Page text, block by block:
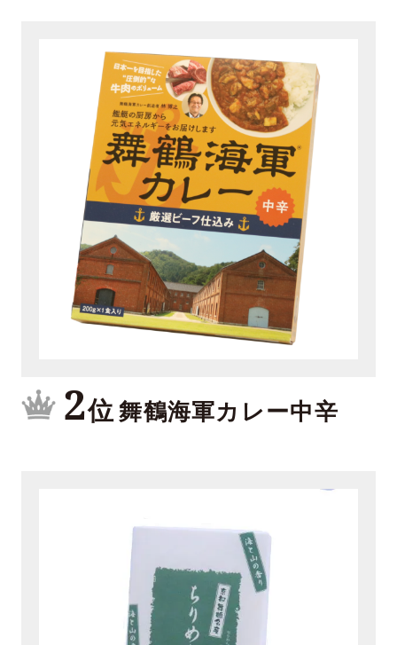
2位舞鶴海軍カレー中辛